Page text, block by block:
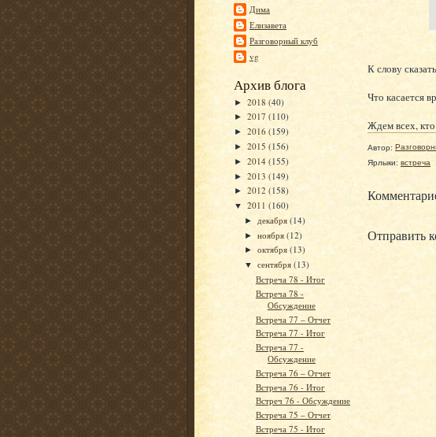
Дима
Елизавета
Разговорный клуб
vg
Архив блога
► 2018 (40)
► 2017 (110)
► 2016 (159)
► 2015 (156)
► 2014 (155)
► 2013 (149)
► 2012 (158)
▼ 2011 (160)
► декабря(14)
►ноября(12)
►октября(13)
▼сентября(13)
Встреча 78 - Итог
Встреча 78 -
Обсуждение
Встреча 77 – Отчет
Встреча 77 - Итог
Встреча 77 -
Обсуждение
Встреча 76 – Отчет
Встреча 76 - Итог
Встреч 76 - Обсуждение
Встреча 75 – Отчет
Встреча 75 - Итог
К слову
Что касается
Ждем всех,
Автор:
Ярлыки: встреча
Отправить